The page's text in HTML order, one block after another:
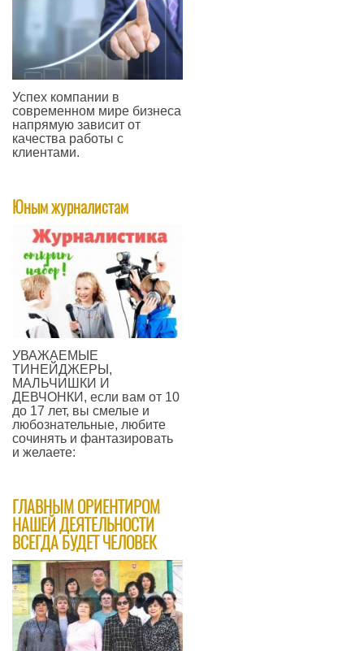
​Успех компании в
современном мире бизнеса
напрямую зависит от
качества работы с
клиентами.
Юным журналистам
УВАЖАЕМЫЕ
ТИНЕЙДЖЕРЫ,
МАЛЬЧИШКИ И
ДЕВЧОНКИ, если вам от 10
до 17 лет, вы смелые и
любознательные, любите
сочинять и фантазировать
и желаете:
ГЛАВНЫМ ОРИЕНТИРОМ
НАШЕЙ ДЕЯТЕЛЬНОСТИ
ВСЕГДА БУДЕТ ЧЕЛОВЕК